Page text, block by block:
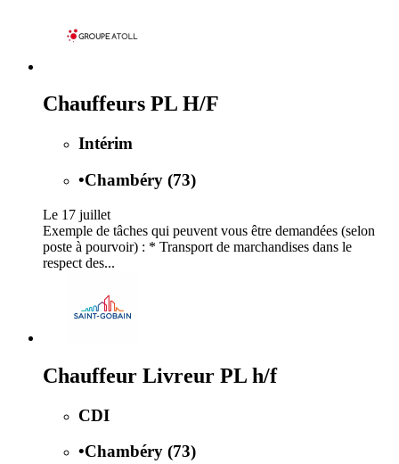
Chauffeurs PL H/F
Intérim
•Chambéry (73)
Le 17 juillet
Exemple de tâches qui peuvent vous être demandées (selon
poste à pourvoir) : * Transport de marchandises dans le
respect des...
Chauffeur Livreur PL h/f
CDI
•Chambéry (73)